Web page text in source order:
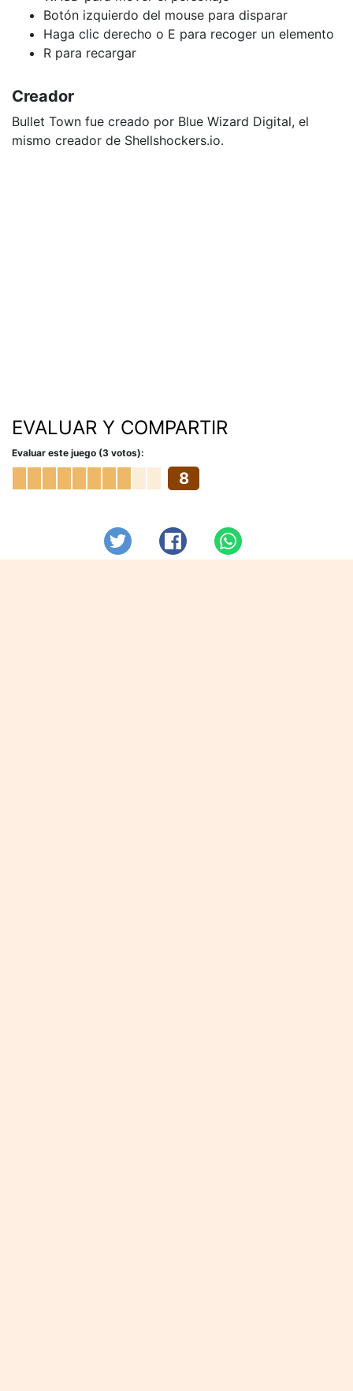
Botón izquierdo del mouse para disparar
Haga clic derecho o E para recoger un elemento
R para recargar
Creador
Bullet Town fue creado por Blue Wizard Digital, el
mismo creador de Shellshockers.io.
EVALUAR Y COMPARTIR
Evaluar este juego (3 votos):
8